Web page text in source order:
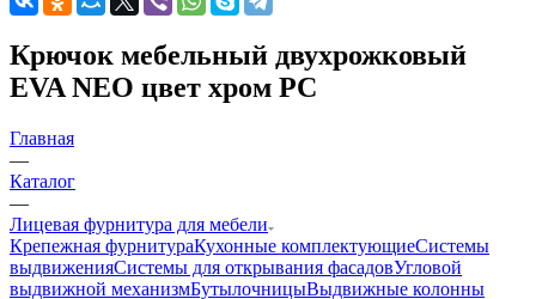
Крючок мебельный двухрожковый
EVA NEO цвет хром PC
Главная
—
Каталог
—
Лицевая фурнитура для мебели
Крепежная фурнитураКухонные комплектующиеСистемы
выдвиженияСистемы для открывания фасадовУгловой
выдвижной механизмБутылочницыВыдвижные колонны